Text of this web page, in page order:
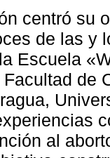
centró su
de las y
Escuela
de
al